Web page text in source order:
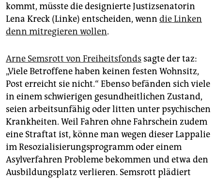
kommt, müsste die designierte Justizsenatorin
Lena Kreck (Linke) entscheiden, wenn die Linken
denn mitregieren wollen.
Arne Semsrott von Freiheitsfonds sagte der taz:
„Viele Betroffene haben keinen festen Wohnsitz,
Post erreicht sie nicht.“ Ebenso befänden sich viele
in einem schwierigen gesundheitlichen Zustand,
seien arbeitsunfähig oder litten unter psychischen
Krankheiten. Weil Fahren ohne Fahrschein zudem
eine Straftat ist, könne man wegen dieser Lappalie
im Resozialisierungsprogramm oder einem
Asylverfahren Probleme bekommen und etwa den
Ausbildungsplatz verlieren. Semsrott plädiert